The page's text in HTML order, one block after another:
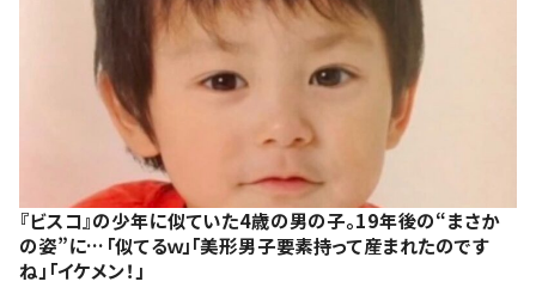
『ビスコ』の少年に似ていた4歳の男の子。19年後の“まさか
の姿”に…「似てるｗ」「美形男子要素持って産まれたのです
ね」「イケメン！」